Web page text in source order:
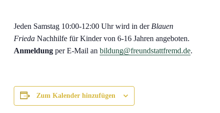
Jeden Samstag 10:00-12:00 Uhr wird in der Blauen
Frieda Nachhilfe für Kinder von 6-16 Jahren angeboten.
Anmeldung per E-Mail an bildung@freundstattfremd.de.
Zum Kalender hinzufügen